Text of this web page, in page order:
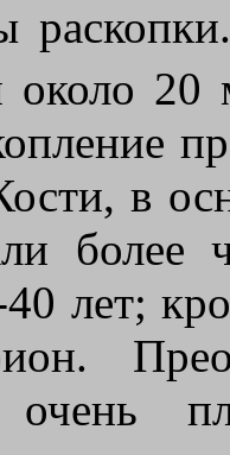
около 20
в
40 лет;
очень